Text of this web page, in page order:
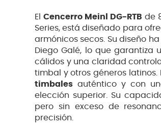
El Cencerro Meinl DG-RTB de
Series, está diseñado para
armónicos secos. Su diseño
Diego Galé, lo que garantiza
cálidos y una claridad
timbal y otros géneros latinos.
timbales auténtico y con
elección superior. Su
pero sin exceso de
precisión.